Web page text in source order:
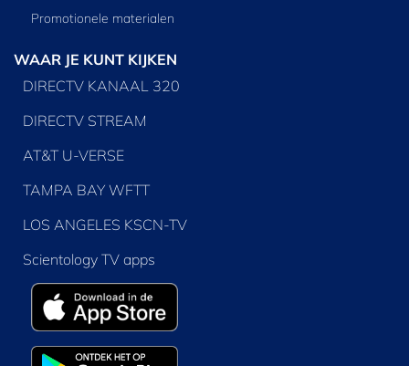
Promotionele materialen
WAAR JE KUNT KIJKEN
DIRECTV KANAAL 320
DIRECTV STREAM
AT&T U-VERSE
TAMPA BAY WFTT
LOS ANGELES KSCN-TV
Scientology TV apps